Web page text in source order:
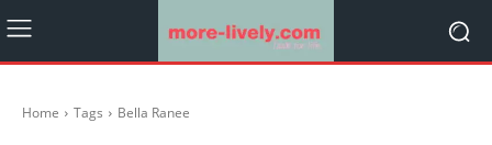
Home Tags Bella Ranee